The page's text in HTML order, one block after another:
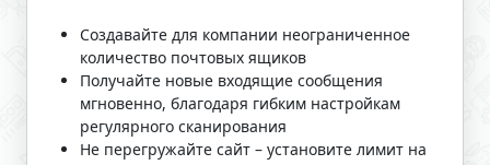
Создавайте для компании неограниченное
количество почтовых ящиков
Получайте новые входящие сообщения
мгновенно, благодаря гибким настройкам
регулярного сканирования
Не перегружайте сайт – установите лимит на